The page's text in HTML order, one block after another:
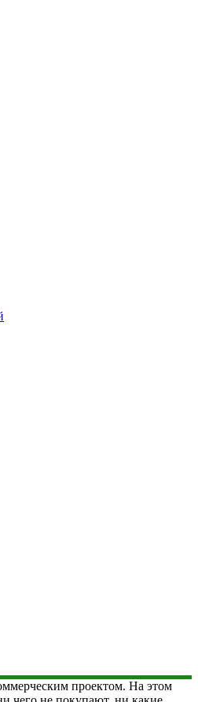
проектом. На этом